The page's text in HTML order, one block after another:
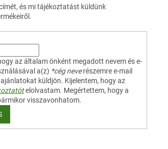
és mi tájékoztatást küldünk
az általam önként megadott nevem és e-
a(z) *cég neverészemre e-mail
küldjön. Kijelentem, hogy az
elolvastam. Megértettem, hogy a
visszavonhatom.